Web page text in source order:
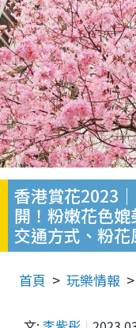
香港賞花2023
開！粉嫩花色
交通方式、粉花
首頁 玩樂情報